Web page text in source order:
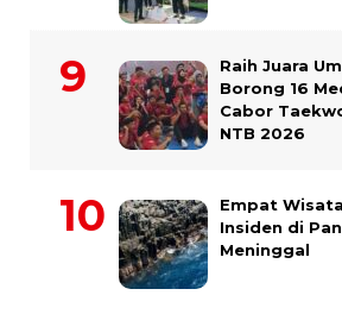
Raih Juara
Borong 16
Cabor
NTB 2026
Empat
Insiden di
Meninggal